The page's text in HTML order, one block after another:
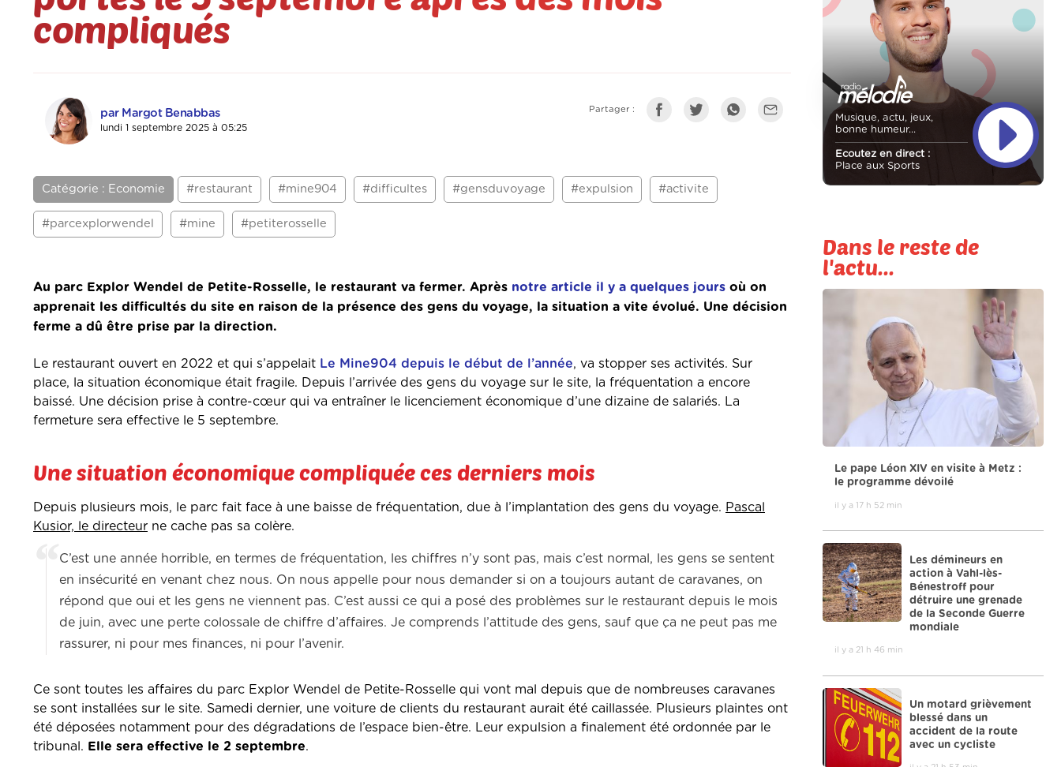
compliqués
par Margot Benabbas
lundi 1 septembre 2025 à 05:25
Partager :
Catégorie : Economie #restaurant #mine904 #difficultes #gensduvoyage #expulsion #activite
#parcexplorwendel #mine #petiterosselle
Au parc Explor Wendel de Petite-Rosselle, le restaurant va fermer. Après notre article il y a quelques jours où on
apprenait les difficultés du site en raison de la présence des gens du voyage, la situation a vite évolué. Une décision
ferme a dû être prise par la direction.
Le restaurant ouvert en 2022 et qui s’appelait Le Mine904 depuis le début de l’année, va stopper ses activités. Sur
place, la situation économique était fragile. Depuis l’arrivée des gens du voyage sur le site, la fréquentation a encore
baissé. Une décision prise à contre-cœur qui va entraîner le licenciement économique d’une dizaine de salariés. La
fermeture sera effective le 5 septembre.
Une situation économique compliquée ces derniers mois
Depuis plusieurs mois, le parc fait face à une baisse de fréquentation, due à l’implantation des gens du voyage. Pascal
Kusior, le directeur ne cache pas sa colère.
C’est une année horrible, en termes de fréquentation, les chiffres n’y sont pas, mais c’est normal, les gens se sentent
en insécurité en venant chez nous. On nous appelle pour nous demander si on a toujours autant de caravanes, on
répond que oui et les gens ne viennent pas. C’est aussi ce qui a posé des problèmes sur le restaurant depuis le mois
de juin, avec une perte colossale de chiffre d’affaires. Je comprends l’attitude des gens, sauf que ça ne peut pas me
rassurer, ni pour mes finances, ni pour l’avenir.
Ce sont toutes les affaires du parc Explor Wendel de Petite-Rosselle qui vont mal depuis que de nombreuses caravanes
se sont installées sur le site. Samedi dernier, une voiture de clients du restaurant aurait été caillassée. Plusieurs plaintes ont
été déposées notamment pour des dégradations de l’espace bien-être. Leur expulsion a finalement été ordonnée par le
tribunal. Elle sera effective le 2 septembre.
Musique, actu, jeux,
bonne humeur...
Ecoutez en direct :
Place aux Sports
Dans le reste de
l'actu...
Le pape Léon XIV en visite à Metz :
le programme dévoilé
il y a 17 h 52 min
Les démineurs en
action à Vahl-lès-
Bénestroff pour
détruire une grenade
de la Seconde Guerre
mondiale
il y a 21 h 46 min
Un motard grièvement
blessé dans un
accident de la route
avec un cycliste